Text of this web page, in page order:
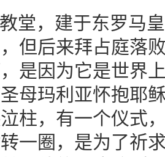
堂，建于东罗马
但后来拜占庭落
是因为它是世界
母玛利亚怀抱耶
柱，有一个仪式
一圈，是为了祈